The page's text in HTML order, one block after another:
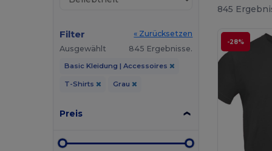
Filter
« Zurücksetzen
Ausgewählt
845 Ergebnisse.
Basic Kleidung | Accessoires
T-Shirts Grau
Preis
845
-28%